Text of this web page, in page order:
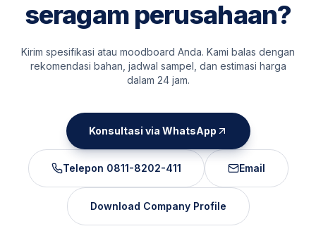
seragam perusahaan?
Kirim spesifikasi atau moodboard Anda. Kami balas dengan
rekomendasi bahan, jadwal sampel, dan estimasi harga
dalam 24 jam.
Konsultasi via WhatsApp
Telepon 0811-8202-411 Email
Download Company Profile